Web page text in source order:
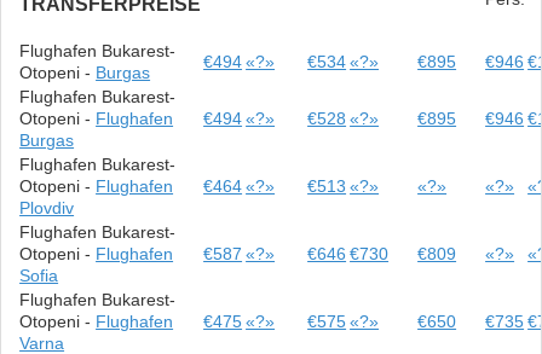
Flughafen Bukarest-
Otopeni - Burgas
€494«?» €534«?» €895 €946
Flughafen Bukarest-
Otopeni - Flughafen
Burgas
€494«?» €528 «?» €895 €946
Flughafen Bukarest-
Otopeni - Flughafen
Plovdiv
€464«?» €513 «?» «?» «?»
Flughafen Bukarest-
Otopeni - Flughafen
Sofia
€587 «?» €646 €730 €809 «?»
Flughafen Bukarest-
Otopeni - Flughafen
Varna
€475«?» €575«?» €650 €735